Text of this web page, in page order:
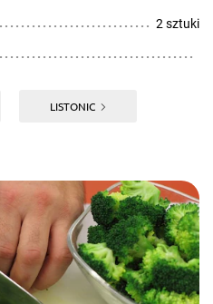
2 sztuki
LISTONIC